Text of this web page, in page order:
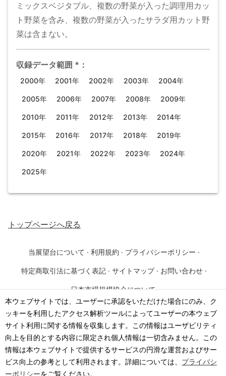
本ウェブサイトでは、ユーザーに承認をいただけた場合にのみ、ク
ッキーを利用したアクセス解析ツールによってユーザーの本ウェブ
サイト利用に関する情報を収集します。この情報はユーザビリティ
向上を目的とする内容に限定され個人情報は一切含みません。この
情報は本ウェブサイトで提供するサービスの円滑な運営およびサー
ビス向上の参考として利用されます。詳細については、 プライバシ
ーポリシーをご覧ください。
ミックスベジタブル、複数の野菜が入った調理用カッ
ト野菜を含み、複数の野菜が入ったサラダ用カット野
菜は含まない。
収録データ範囲 * ：
2000年 2001年 2002年 2003年 2004年
2005年 2006年 2007年 2008年 2009年
2010年 2011年 2012年 2013年 2014年
2015年 2016年 2017年 2018年 2019年
2020年 2021年 2022年 2023年 2024年
2025年
トップページへ戻る
当展望台について · 利用規約 · プライバシーポリシー ·
特定商取引法に基づく表記 · サイトマップ · お問い合わせ ·
日本市場規模協会について
©2026· 一般社団法人 日本市場規模協会